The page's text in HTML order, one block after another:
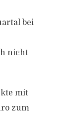
bei
nicht
mit
zum